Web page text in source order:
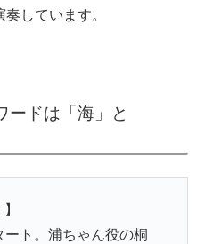
しています。
ードは「海」と
ト。浦ちゃん役の桐